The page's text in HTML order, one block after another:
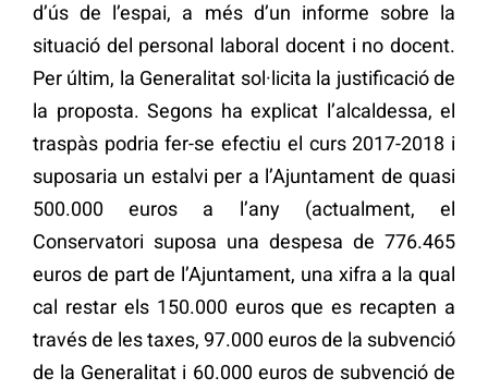
d’ús de l’espai, a més d’un informe sobre la
situació del personal laboral docent i no docent.
Per últim, la Generalitat sol·licita la justificació de
la proposta. Segons ha explicat l’alcaldessa, el
traspàs podria fer-se efectiu el curs 2017-2018 i
suposaria un estalvi per a l’Ajuntament de quasi
500.000 euros a l’any (actualment, el
Conservatori suposa una despesa de 776.465
euros de part de l’Ajuntament, una xifra a la qual
cal restar els 150.000 euros que es recapten a
través de les taxes, 97.000 euros de la subvenció
de la Generalitat i 60.000 euros de subvenció de